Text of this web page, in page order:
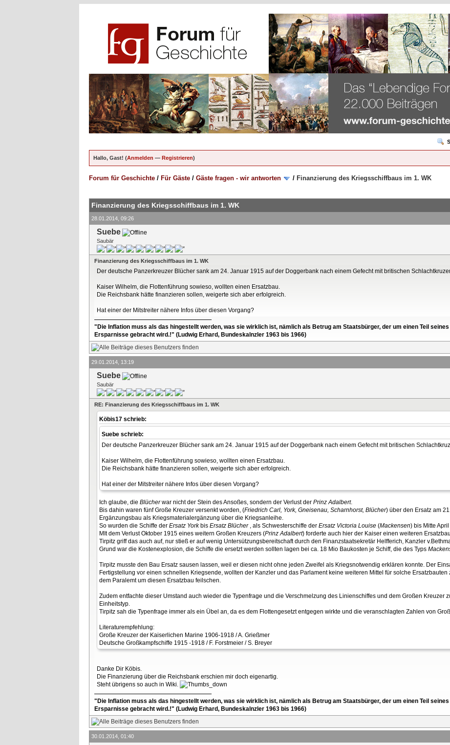
Hallo, Gast! (Anmelden — Registrieren)
Forum für Geschichte / Für Gäste / Gäste fragen - wir antworten / Finanzierung des Kriegsschiffbaus im 1. WK
Finanzierung des Kriegsschiffbaus im 1. WK
28.01.2014, 09:26
Suebe
Saubär
Finanzierung des Kriegsschiffbaus im 1. WK
Der deutsche Panzerkreuzer Blücher sank am 24. Januar 1915 auf der Doggerbank nach einem Gefecht mit britischen
Kaiser Wilhelm, die Flottenführung sowieso, wollten einen Ersatzbau.
Die Reichsbank hätte finanzieren sollen, weigerte sich aber erfolgreich.
Hat einer der Mitstreiter nähere Infos über diesen Vorgang?
"Die Inflation muss als das hingestellt werden, was sie wirklich ist, nämlich als Betrug am Staatsbürger, der um einen Teil
Ersparnisse gebracht wird.!" (Ludwig Erhard, Bundeskalnzler 1963 bis 1966)
29.01.2014, 13:19
Suebe
Saubär
RE: Finanzierung des Kriegsschiffbaus im 1. WK
Köbis17 schrieb:
Suebe schrieb:
Der deutsche Panzerkreuzer Blücher sank am 24. Januar 1915 auf der Doggerbank nach einem Gefecht mit britischen
Kaiser Wilhelm, die Flottenführung sowieso, wollten einen Ersatzbau.
Die Reichsbank hätte finanzieren sollen, weigerte sich aber erfolgreich.
Hat einer der Mitstreiter nähere Infos über diesen Vorgang?
Ich glaube, die Blücherwar nicht der Stein des Ansoßes, sondern der Verlust der Prinz Adalbert.
Bis dahin waren fünf Große Kreuzer versenkt worden, (Friedrich Carl, York, Gneisenau, Scharnhorst, Blücher) über den Ersatz am
Ergänzungsbau als Kriegsmaterialergänzung über die Kriegsanleihe.
So wurden die Schiffe der Ersatz Yorkbis Ersatz Blücher, als Schwesterschiffe der Ersatz Victoria Louise (Mackensen) bis Mitte
MIt dem Verlust Oktober 1915 eines weitern Großen Kreuzers (Prinz Adalbert) forderte auch hier der Kaiser einen weiteren
Tirpitz griff das auch auf, nur stieß er auf wenig Untersützungsbereitschaft durch den Finanzstaatsekretär Helfferich, Kanzler
Grund war die Kostenexplosion, die Schiffe die ersetzt werden sollten lagen bei ca. 18 Mio Baukosten je Schiff, die des Typs
Tirpitz musste den Bau Ersatz sausen lassen, weil er diesen nicht ohne jeden Zweifel als Kriegsnotwendig erklären konnte. Der
Fertigstellung vor einen schnellen Kriegsende, wollten der Kanzler und das Parlament keine weiteren Mittel für solche
dem Paralemt um diesen Ersatzbau feilschen.
Zudem entfachte dieser Umstand auch wieder die Typenfrage und die Verschmelzung des Linienschiffes und dem Großen Kreuzer
Einheitstyp.
Tirpitz sah die Typenfrage immer als ein Übel an, da es dem Flottengesetzt entgegen wirkte und die veranschlagten Zahlen von
Literaturempfehlung:
Große Kreuzer der Kaiserlichen Marine 1906-1918 / A. Grießmer
Deutsche Großkampfschiffe 1915 -1918 / F. Forstmeier / S. Breyer
Danke Dir Köbis.
Die Finanzierung über die Reichsbank erschien mir doch eigenartig.
Steht übrigens so auch in Wiki.
"Die Inflation muss als das hingestellt werden, was sie wirklich ist, nämlich als Betrug am Staatsbürger, der um einen Teil
Ersparnisse gebracht wird.!" (Ludwig Erhard, Bundeskalnzler 1963 bis 1966)
30.01.2014, 01:40